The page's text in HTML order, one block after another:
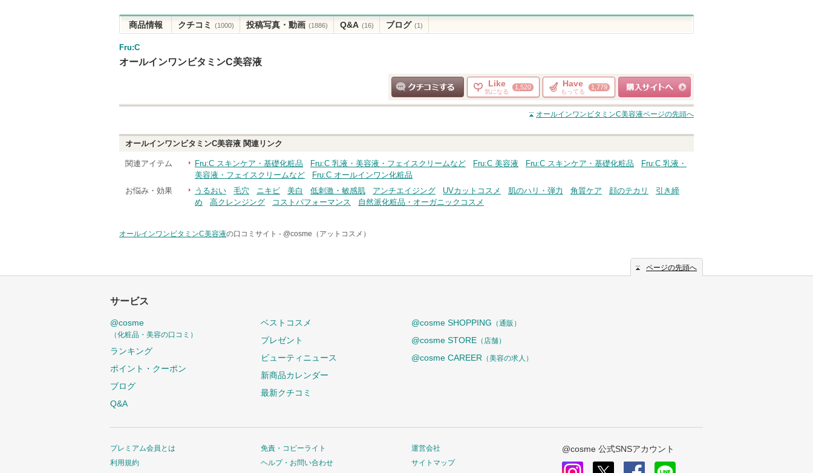
商品情報 クチコミ (1000) 投稿写真・動画 (1886) Q&A (16) ブログ (1)
Fru:C
オールインワンビタミンC美容液
クチコミする
Like
気になる
1,520 Have
もってる
1,779
ショッピングサイト
へ
オールインワンビタミンC美容液ページの先頭へ
オールインワンビタミンC美容液 関連リンク
関連アイテム Fru:C スキンケア・基礎化粧品 Fru:C 乳液・美容液・フェイスクリームなど Fru:C 美容液 Fru:C スキンケア・基礎化粧品
Fru:C 乳液・
美容液・フェイスクリームなど
Fru:C オールインワン化粧品
お悩み・効果
うるおい 毛穴 ニキビ 美白 低刺激・敏感肌 アンチエイジング UVカットコスメ 肌のハリ・弾力 角質ケア 顔のテカリ
引き締
め
高クレンジング コストパフォーマンス 自然派化粧品・オーガニックコスメ
オールインワンビタミンC美容液の口コミサイト - @cosme（アットコスメ）
ページの先頭へ
サービス
@cosme
（化粧品・美容の口コミ）
ランキング
ポイント・クーポン
ブログ
Q&A
ベストコスメ
プレゼント
ビューティニュース
新商品カレンダー
最新クチコミ
@cosme SHOPPING （通販）
@cosme STORE （店舗）
@cosme CAREER （美容の求人）
プレミアム会員とは
利用規約
免責・コピーライト
ヘルプ・お問い合わせ
運営会社
サイトマップ
@cosme 公式SNSアカウント